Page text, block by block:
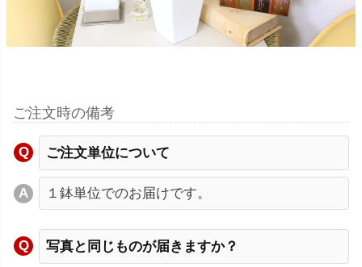
ご注文時の備考
ご注文単位について
１鉢単位でのお届けです。
写真と同じものが届きますか？